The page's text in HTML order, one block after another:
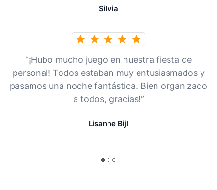
Silvia
“¡Hubo mucho juego en nuestra fiesta de
personal! Todos estaban muy entusiasmados y
pasamos una noche fantástica. Bien organizado
a todos, gracias!”
Lisanne Bijl